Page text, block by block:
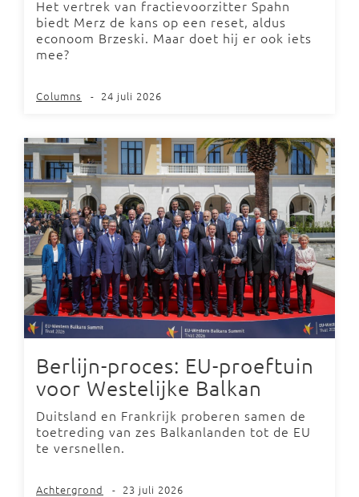
Het vertrek van fractievoorzitter Spahn
biedt Merz de kans op een reset, aldus
econoom Brzeski. Maar doet hij er ook iets
mee?
Columns - 24 juli 2026
Berlijn-proces: EU-proeftuin
voor Westelijke Balkan
Duitsland en Frankrijk proberen samen de
toetreding van zes Balkanlanden tot de EU
te versnellen.
Achtergrond - 23 juli 2026